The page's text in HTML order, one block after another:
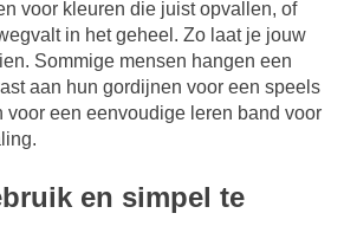
voor kleuren die juist opvallen, of
in het geheel. Zo laat je jouw
Sommige mensen hangen een
aan hun gordijnen voor een speels
voor een eenvoudige leren band voor
en simpel te